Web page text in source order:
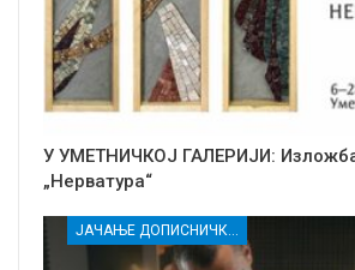
У УМЕТНИЧКОЈ ГАЛЕРИЈИ:
„Нерватура“
ЈАЧАЊЕ ДОПИСНИЧКЕ МРЕЖЕ НЕЗАВИСНИХ МЕДИЈА У РАСИНСКОМ ОКРУГУ